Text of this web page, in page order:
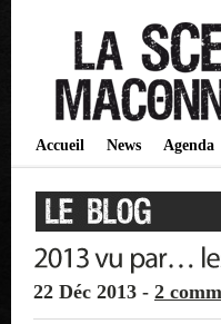
Accueil News Agenda
22 Déc 2013 - 2